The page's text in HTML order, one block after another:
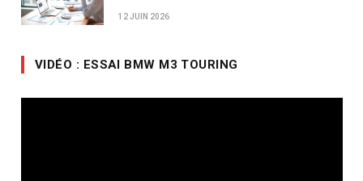
12 JUIN 2026
VIDÉO : ESSAI BMW M3 TOURING